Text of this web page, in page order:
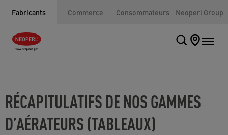
Fabricants Commerce Consommateurs Neoperl Group
RÉCAPITULATIFS DE NOS GAMMES
D’AÉRATEURS (TABLEAUX)